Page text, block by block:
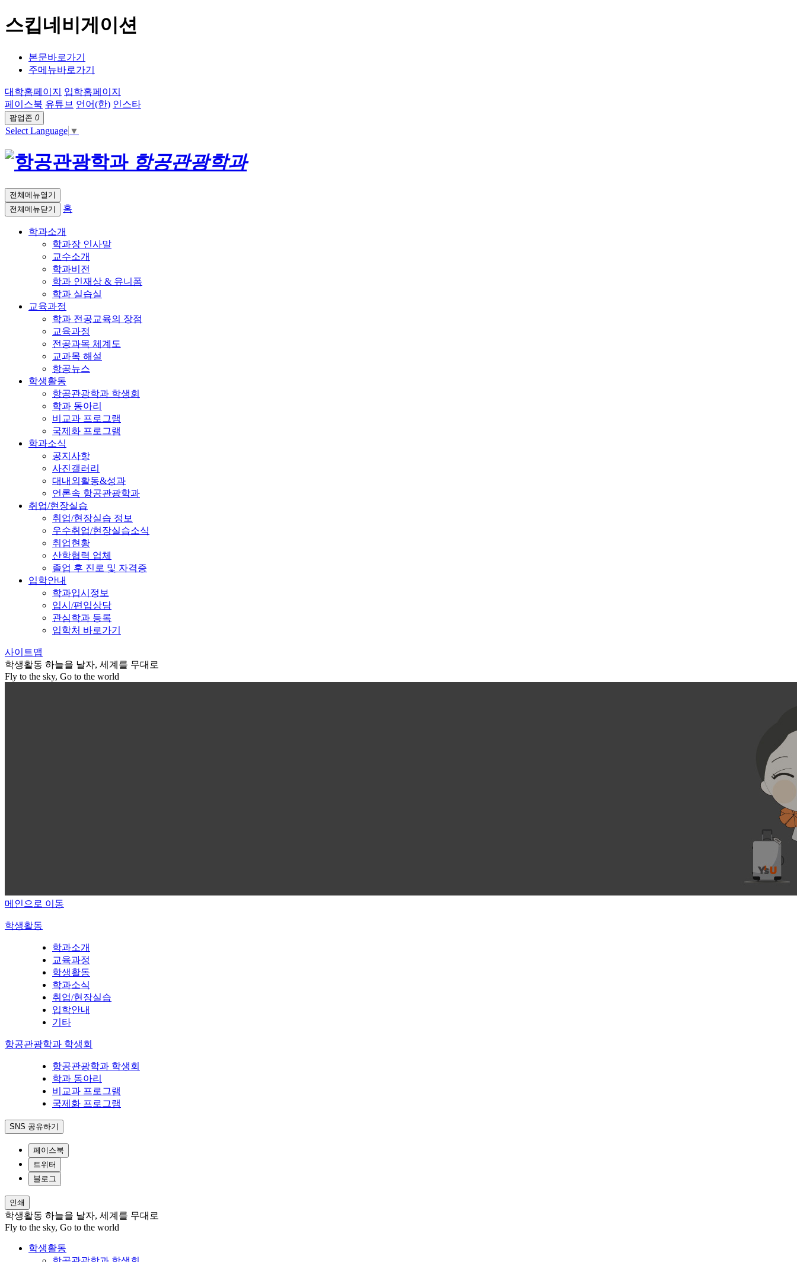
스킵네비게이션
본문바로가기
주메뉴바로가기
대학홈페이지
입학홈페이지
페이스북 유튜브 언어(한) 인스타
팝업존 0
Select Language ▼
항공관광학과
전체메뉴열기
전체메뉴닫기
홈
학과소개
학과장 인사말
교수소개
학과비전
학과 인재상 & 유니폼
학과 실습실
교육과정
학과 전공교육의 장점
교육과정
전공과목 체계도
교과목 해설
항공뉴스
학생활동
항공관광학과 학생회
학과 동아리
비교과 프로그램
국제화 프로그램
학과소식
공지사항
사진갤러리
대내외활동&성과
언론속 항공관광학과
취업/현장실습
취업/현장실습 정보
우수취업/현장실습소식
취업현황
산학협력 업체
졸업 후 진로 및 자격증
입학안내
학과입시정보
입시/편입상담
관심학과 등록
입학처 바로가기
사이트맵
학생활동 하늘을 날자, 세계를 무대로
Fly to the sky, Go to the world
메인으로 이동
학생활동
학과소개
교육과정
학생활동
학과소식
취업/현장실습
입학안내
기타
항공관광학과 학생회
항공관광학과 학생회
학과 동아리
비교과 프로그램
국제화 프로그램
SNS 공유하기
페이스북
트위터
블로그
인쇄
학생활동 하늘을 날자, 세계를 무대로
Fly to the sky, Go to the world
학생활동